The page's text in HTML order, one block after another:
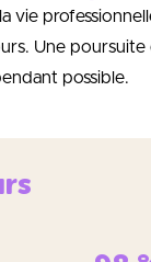
vie
Une
possible.